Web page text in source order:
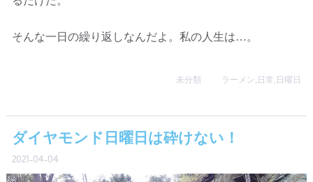
そんな一日の繰り返しなんだよ。私の人生は…。
未分類 ラーメン, 日常 , 日曜日
ダイヤモンド日曜日は砕けない！
2021-04-04